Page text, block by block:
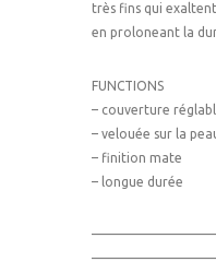
très fins qui
en proloneant la
FUNCTIONS
– couverture
– velouée sur la
– finition mate
– longue durée